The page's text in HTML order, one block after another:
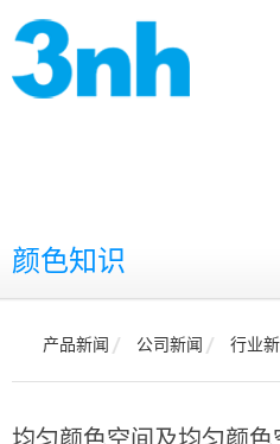
颜色知识
产品新闻 公司新闻 行业